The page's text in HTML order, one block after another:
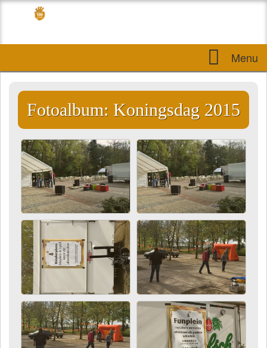
Menu
Fotoalbum: Koningsdag 2015